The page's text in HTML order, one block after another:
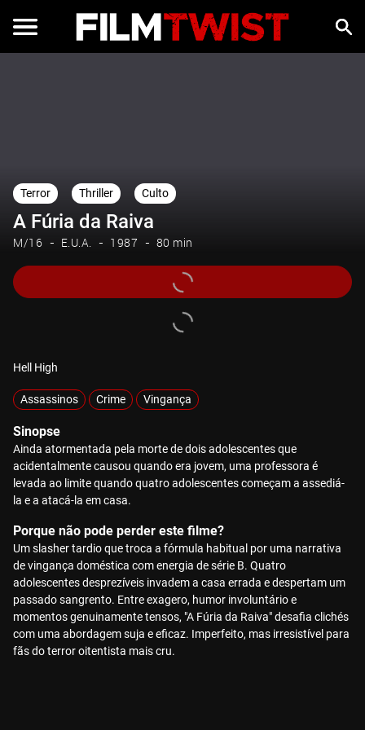
Terror Thriller Culto
A Fúria da Raiva
M/16 E.U.A. 1987 80 min
Hell High
Assassinos Crime Vingança
Sinopse
Ainda atormentada pela morte de dois adolescentes que
acidentalmente causou quando era jovem, uma professora é
levada ao limite quando quatro adolescentes começam a assediá-
la e a atacá-la em casa.
Porque não pode perder este filme?
Um slasher tardio que troca a fórmula habitual por uma narrativa
de vingança doméstica com energia de série B. Quatro
adolescentes desprezíveis invadem a casa errada e despertam um
passado sangrento. Entre exagero, humor involuntário e
momentos genuinamente tensos, "A Fúria da Raiva" desafia clichés
com uma abordagem suja e eficaz. Imperfeito, mas irresistível para
fãs do terror oitentista mais cru.